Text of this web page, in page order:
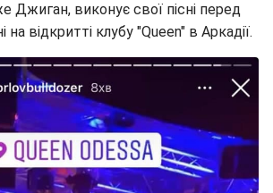
Джиган, виконує свої пісні перед
на відкритті клубу "Queen" в Аркадії.